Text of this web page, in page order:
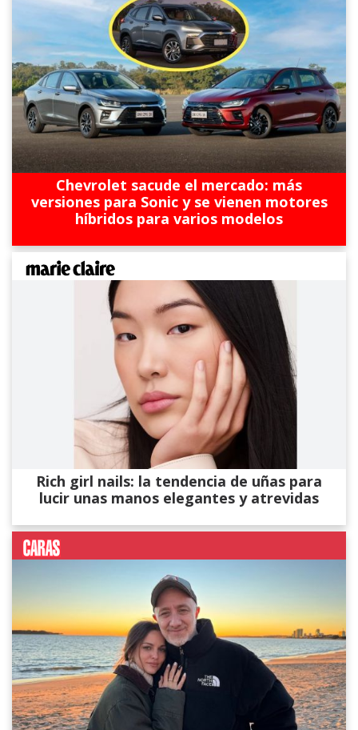
Chevrolet sacude el mercado: más
versiones para Sonic y se vienen motores
híbridos para varios modelos
Rich girl nails: la tendencia de uñas para
lucir unas manos elegantes y atrevidas